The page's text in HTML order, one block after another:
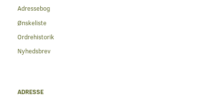
Adressebog
Ønskeliste
Ordrehistorik
Nyhedsbrev
ADRESSE